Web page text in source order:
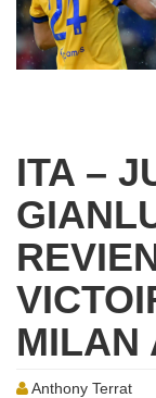
ITA –
MILAN
Anthony Terrat